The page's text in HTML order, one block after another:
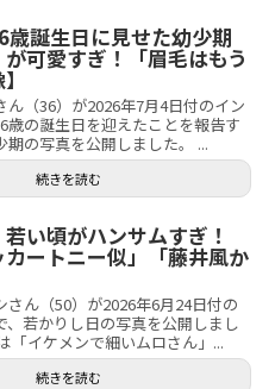
歳誕生日に見せた幼少期
可愛すぎ！「眉毛はもう
ん（36）が2026年7月4日付のイン
歳の誕生日を迎えたことを報告す
期の写真を公開しました。 ...
続きを読む
い頃がハンサムすぎ！
カートニー似」「藤井風か
さん（50）が2026年6月24日付の
、若かりし日の写真を公開しまし
「イケメンで細いムロさん」...
続きを読む